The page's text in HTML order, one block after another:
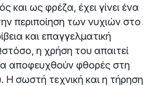
και ως φρέζα, έχει γίνει ένα
περιποίηση των νυχιών στο
και επαγγελματική
η χρήση του απαιτεί
αποφευχθούν φθορές στη
Η σωστή τεχνική και η τήρηση